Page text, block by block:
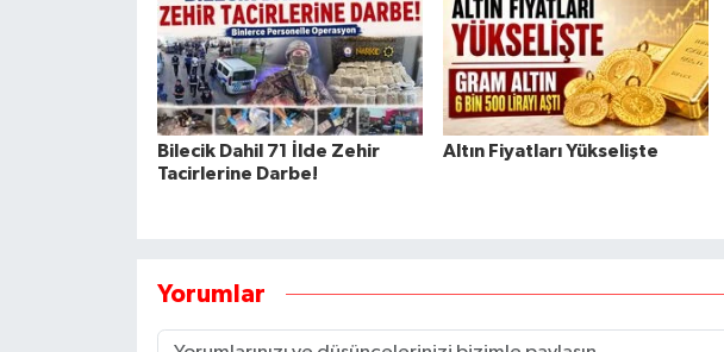
Bilecik Dahil 71 İlde Zehir
Tacirlerine Darbe!
Altın Fiyatları Yükselişte
Yorumlar